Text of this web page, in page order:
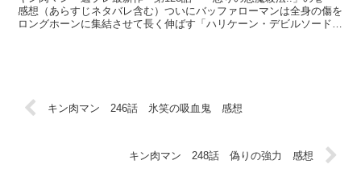
感想（あらすじネタバレ含む）ついにバッファローマンは全身の傷を
ロングホーンに集結させて長く伸ばす「ハリケーン・デビルソード」
キン肉マン 246話 氷笑の吸血鬼 感想
キン肉マン 248話 偽りの強力 感想